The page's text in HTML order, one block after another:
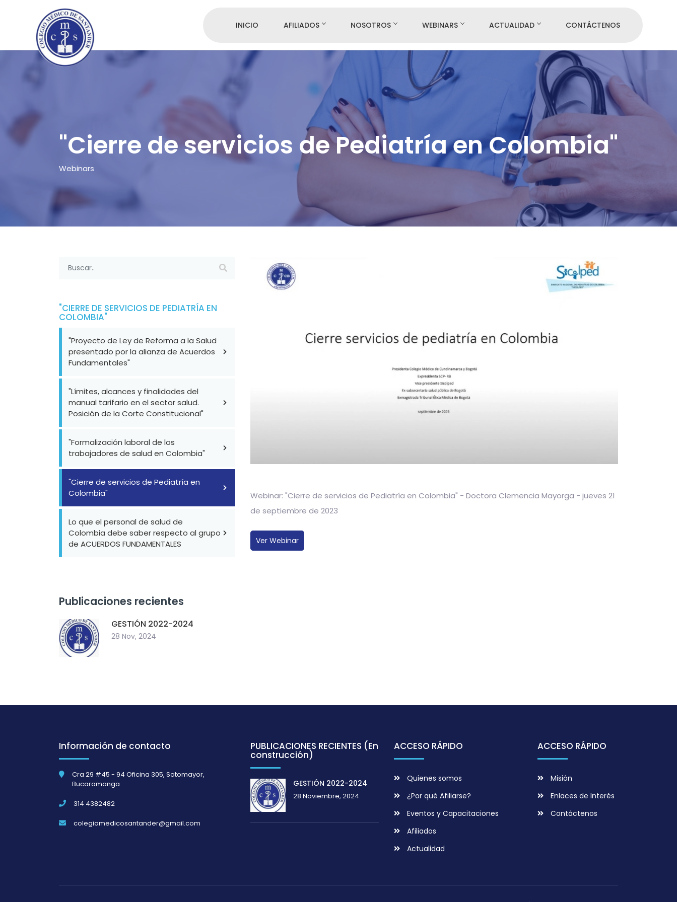
INICIO AFILIADOS NOSOTROS WEBINARS ACTUALIDAD CONTÁCTENOS
"Cierre de servicios de Pediatría en Colombia"
Webinars
"CIERRE DE SERVICIOS DE PEDIATRÍA EN
COLOMBIA"
"Proyecto de Ley de Reforma a la Salud
presentado por la alianza de Acuerdos
Fundamentales"
"Límites, alcances y finalidades del
manual tarifario en el sector salud.
Posición de la Corte Constitucional"
"Formalización laboral de los
trabajadores de salud en Colombia"
"Cierre de servicios de Pediatría en
Colombia"
Lo que el personal de salud de
Colombia debe saber respecto al grupo
de ACUERDOS FUNDAMENTALES
Publicaciones recientes
GESTIÓN 2022-2024
28 Nov, 2024
Webinar: "Cierre de servicios de Pediatría en Colombia" - Doctora Clemencia Mayorga - jueves 21
de septiembre de 2023
Ver Webinar
Información de contacto
Cra 29 #45 - 94 Oficina 305, Sotomayor,
Bucaramanga
314 4382482
colegiomedicosantander@gmail.com
PUBLICACIONES RECIENTES (En
construcción)
GESTIÓN 2022-2024
28 Noviembre, 2024
ACCESO RÁPIDO
Quienes somos
¿Por qué Afiliarse?
Eventos y Capacitaciones
Afiliados
Actualidad
ACCESO RÁPIDO
Misión
Enlaces de Interés
Contáctenos